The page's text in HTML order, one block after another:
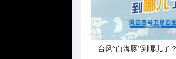
台风“白海豚”到哪儿了？